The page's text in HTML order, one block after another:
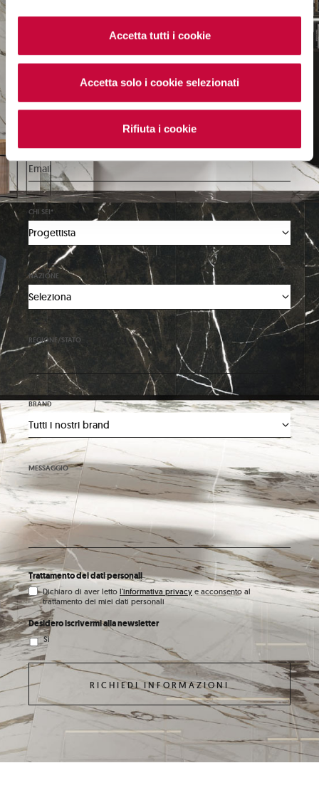
Accetta tutti i cookie
Accetta solo i cookie selezionati
Rifiuta i cookie
NOME*
EMAIL*
CHI SEI*
NAZIONE
REGIONE/STATO
BRAND
MESSAGGIO
Trattamento dei dati personali
Dichiaro di aver letto l'informativa privacy e acconsento al
trattamento dei miei dati personali
Desidero iscrivermi alla newsletter
Sì